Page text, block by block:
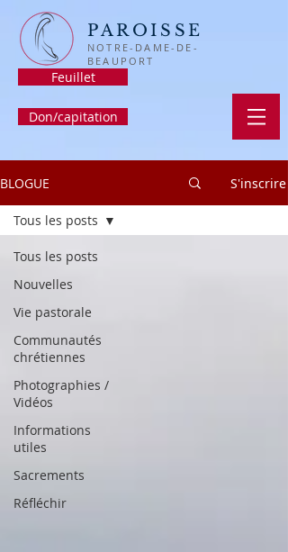
PAROISSE
NOTRE-DAME-DE-
BEAUPORT
Feuillet
Don/capitation
BLOGUE S'inscrire
Tous les posts
Nouvelles
Vie pastorale
Communautés
chrétiennes
Photographies /
Vidéos
Informations
utiles
Sacrements
Réfléchir
Tous les posts